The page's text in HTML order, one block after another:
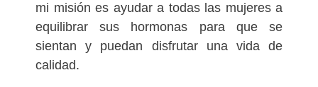
mi misión es ayudar a todas las mujeres a
equilibrar sus hormonas para que se
sientan y puedan disfrutar una vida de
calidad.